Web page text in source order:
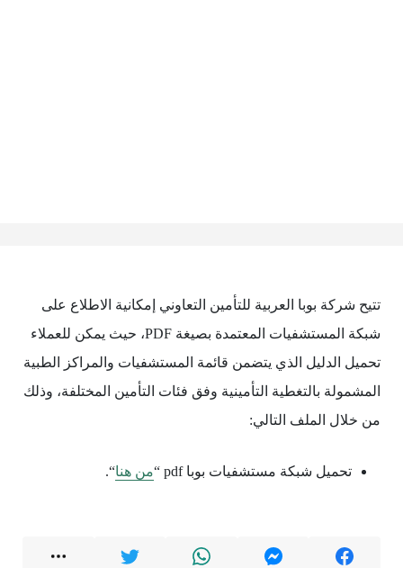
تتيح شركة بوبا العربية للتأمين التعاوني إمكانية الاطلاع على
شبكة المستشفيات المعتمدة بصيغة PDF، حيث يمكن للعملاء
تحميل الدليل الذي يتضمن قائمة المستشفيات والمراكز الطبية
المشمولة بالتغطية التأمينية وفق فئات التأمين المختلفة، وذلك
من خلال الملف التالي:
تحميل شبكة مستشفيات بوبا pdf “ من هنا“.